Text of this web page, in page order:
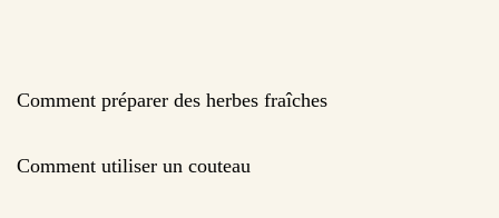
Comment préparer des herbes fraîches
Comment utiliser un couteau